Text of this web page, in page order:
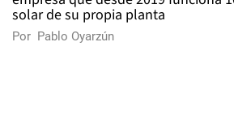
solar de su propia planta
Por Pablo Oyarzún